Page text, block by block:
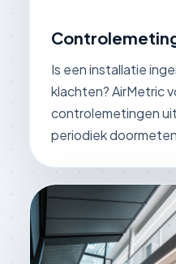
Is een installatie
klachten? AirMetric
controlemetingen
periodiek